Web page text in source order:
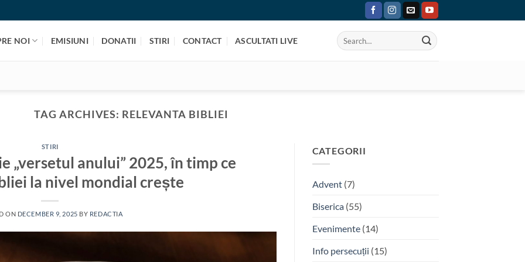
NOI EMISIUNI DONATII STIRI CONTACT ASCULTATI LIVE
TAG ARCHIVES: RELEVANTA BIBLIEI
STIRI
„versetul anului” 2025, în timp ce
la nivel mondial crește
ON DECEMBER 9, 2025 BY REDACTIA
CATEGORII
Advent(7)
Biserica(55)
Evenimente(14)
Info persecuții (15)